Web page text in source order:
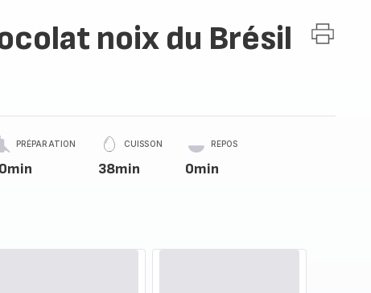
noix du Brésil
PRÉPARATION CUISSON
38min
REPOS
0min